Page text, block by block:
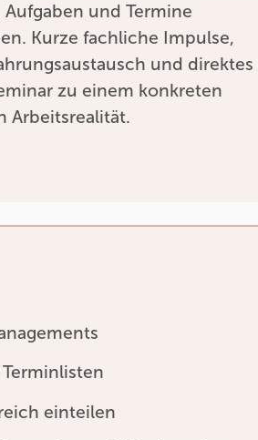
und Termine
Kurze fachliche Impulse,
und direktes
zu einem konkreten
Arbeitsrealität.
einteilen